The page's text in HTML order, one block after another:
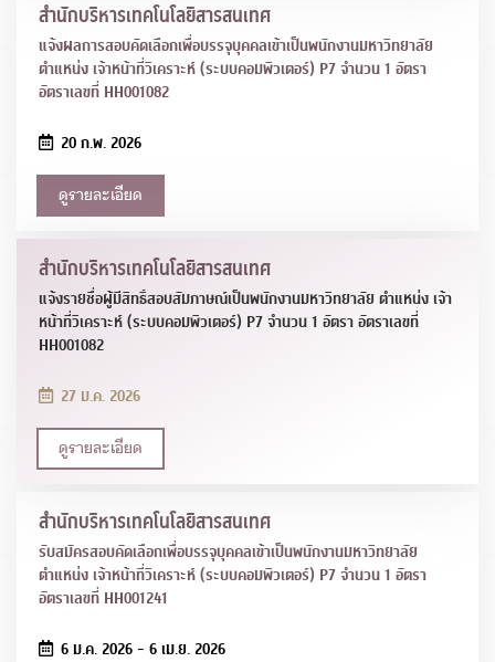
สำนักบริหารเทคโนโลยีสารสนเทศ
แจ้งผลการสอบคัดเลือกเพื่อบรรจุบุคคลเข้าเป็นพนักงานมหาวิทยาลัย
ตำแหน่ง เจ้าหน้าที่วิเคราะห์ (ระบบคอมพิวเตอร์) P7 จำนวน 1 อัตรา
อัตราเลขที่ HH001082
20 ก.พ. 2026
ดูรายละเอียด
สำนักบริหารเทคโนโลยีสารสนเทศ
แจ้งรายชื่อผู้มีสิทธิ์สอบสัมภาษณ์เป็นพนักงานมหาวิทยาลัย ตำแหน่ง เจ้า
หน้าที่วิเคราะห์ (ระบบคอมพิวเตอร์) P7 จำนวน 1 อัตรา อัตราเลขที่
HH001082
27 ม.ค. 2026
ดูรายละเอียด
สำนักบริหารเทคโนโลยีสารสนเทศ
รับสมัครสอบคัดเลือกเพื่อบรรจุบุคคลเข้าเป็นพนักงานมหาวิทยาลัย
ตำแหน่ง เจ้าหน้าที่วิเคราะห์ (ระบบคอมพิวเตอร์) P7 จำนวน 1 อัตรา
อัตราเลขที่ HH001241
6 ม.ค. 2026 - 6 เม.ย. 2026